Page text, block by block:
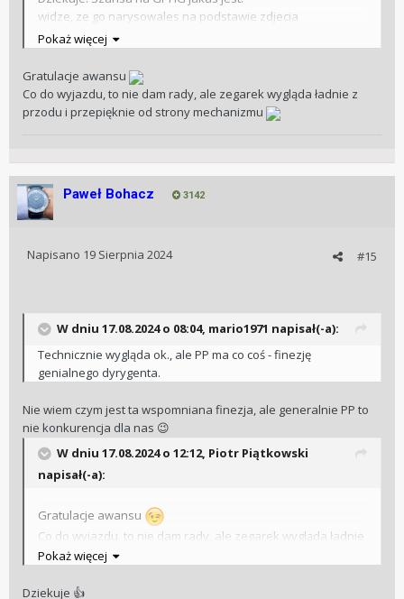
widze, ze go narysowales na podstawie zdjecia
opublikowanego na stronie Grand Prix
Pokaż więcej
Gratulacje awansu
Co do wyjazdu, to nie dam rady, ale zegarek wygląda ładnie z
przodu i przepięknie od strony mechanizmu
Paweł Bohacz 3142
#15
Napisano 19 Sierpnia 2024
W dniu 17.08.2024 o 08:04, mario1971 napisał(-a):
Technicznie wygląda ok., ale PP ma co coś - finezję
genialnego dyrygenta.
Nie wiem czym jest ta wspomniana finezja, ale generalnie PP to
nie konkurencja dla nas 😉
W dniu 17.08.2024 o 12:12, Piotr Piątkowski
napisał(-a):
Gratulacje awansu
Co do wyjazdu, to nie dam rady, ale zegarek wygląda ładnie
z przodu i przepięknie od strony mechanizmu
Pokaż więcej
Dziekuje 👍